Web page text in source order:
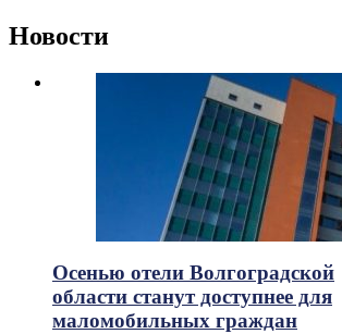
Новости
Осенью отели Волгоградской
области станут доступнее для
маломобильных граждан